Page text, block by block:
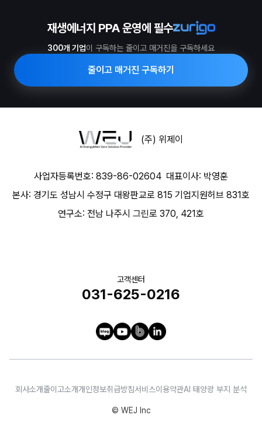
재생에너지 PPA 운영에 필수
300개 기업이 구독하는 줄이고 매거진을 구독하세요
줄이고 매거진 구독하기
(주) 위제이
사업자등록번호: 839-86-02604 대표이사: 박영훈
본사: 경기도 성남시 수정구 대왕판교로 815 기업지원허브 831호
연구소: 전남 나주시 그린로 370, 421호
고객센터
031-625-0216
회사소개줄이고소개개인정보취급방침서비스이용약관AI 태양광 부지 분석
© WEJ Inc